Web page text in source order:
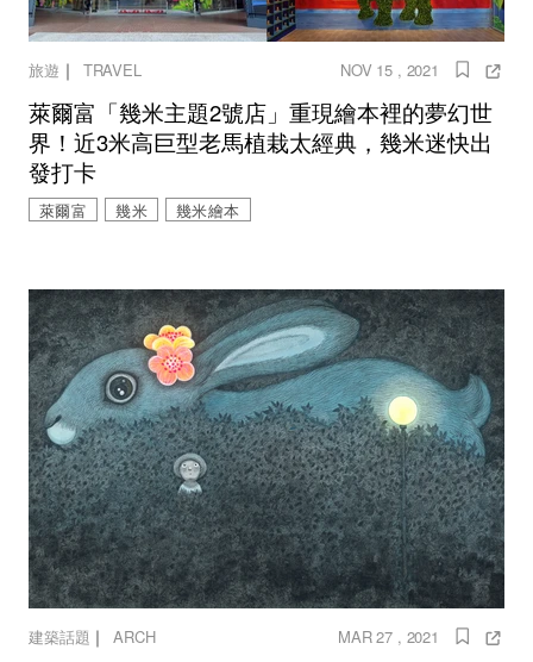
旅遊 ｜ TRAVEL NOV 15 , 2021
萊爾富「幾米主題2號店」重現繪本裡的夢幻世
界！近3米高巨型老馬植栽太經典，幾米迷快出
發打卡
萊爾富 幾米 幾米繪本
建築話題 ｜ARCH MAR 27 , 2021